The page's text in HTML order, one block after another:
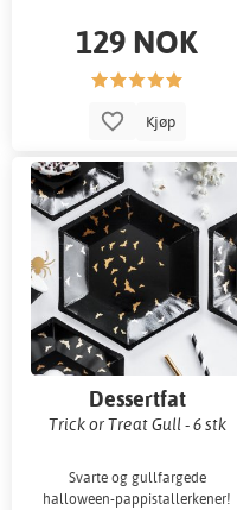
129 NOK
Kjøp
Dessertfat
Trick or Treat Gull - 6 stk
Svarte og gullfargede
halloween-pappistallerkener!